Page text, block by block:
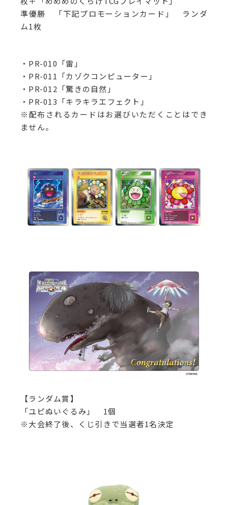
準優勝 「下記プロモーションカード」 ランダ
ム1枚
・PR-010「雷」
・PR-011「カゾクコンピューター」
・PR-012「驚きの自然」
・PR-013「キラキラエフェクト」
※配布されるカードはお選びいただくことはでき
ません。
【ランダム賞】
「ユピぬいぐるみ」 1個
※大会終了後、くじ引きで当選者1名決定